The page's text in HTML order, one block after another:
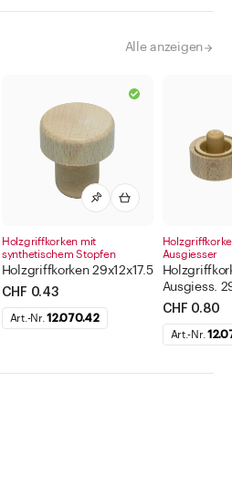
Alle anzeigen
Holzgriffkorken mit
synthetischem Stopfen
Holzgriffkorken 29x12x17.5
CHF 0.43
Art.-Nr.12.070.42
Ausgiesser
Ausgiess.
CHF 0.80
Art.-Nr.